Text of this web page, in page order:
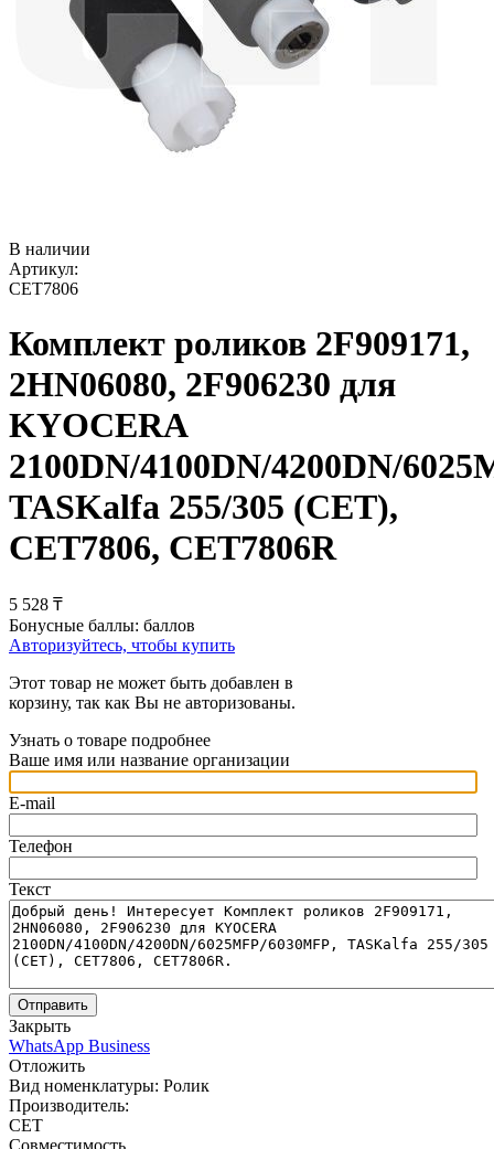
В наличии
Артикул:
CET7806
Комплект роликов 2F909171,
2HN06080, 2F906230 для
KYOCERA
2100DN/4100DN/4200DN/
TASKalfa 255/305 (CET),
CET7806, CET7806R
5 528 ₸
Бонусные баллы: баллов
Авторизуйтесь, чтобы купить
Этот товар не может быть добавлен в
корзину, так как Вы не авторизованы.
Узнать о товаре подробнее
Ваше имя или название организации
E-mail
Телефон
Текст
Отправить
Закрыть
WhatsApp Business
Отложить
Вид номенклатуры: Ролик
Производитель:
CET